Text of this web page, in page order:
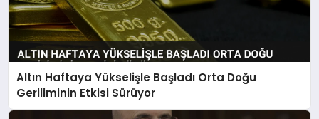
Altın Haftaya Yükselişle Başladı Orta Doğu
Geriliminin Etkisi Sürüyor